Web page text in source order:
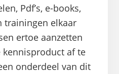
Pdf’s, e-books,
trainingen elkaar
ertoe aanzetten
af te
onderdeel van dit